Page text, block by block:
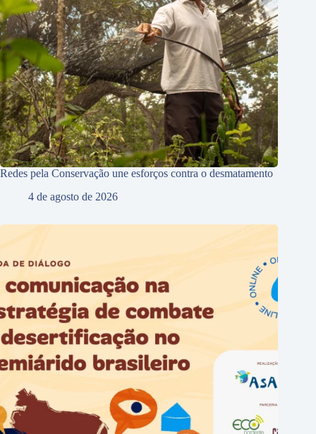
Redes pela Conservação une esforços contra o desmatamento
4 de agosto de 2026